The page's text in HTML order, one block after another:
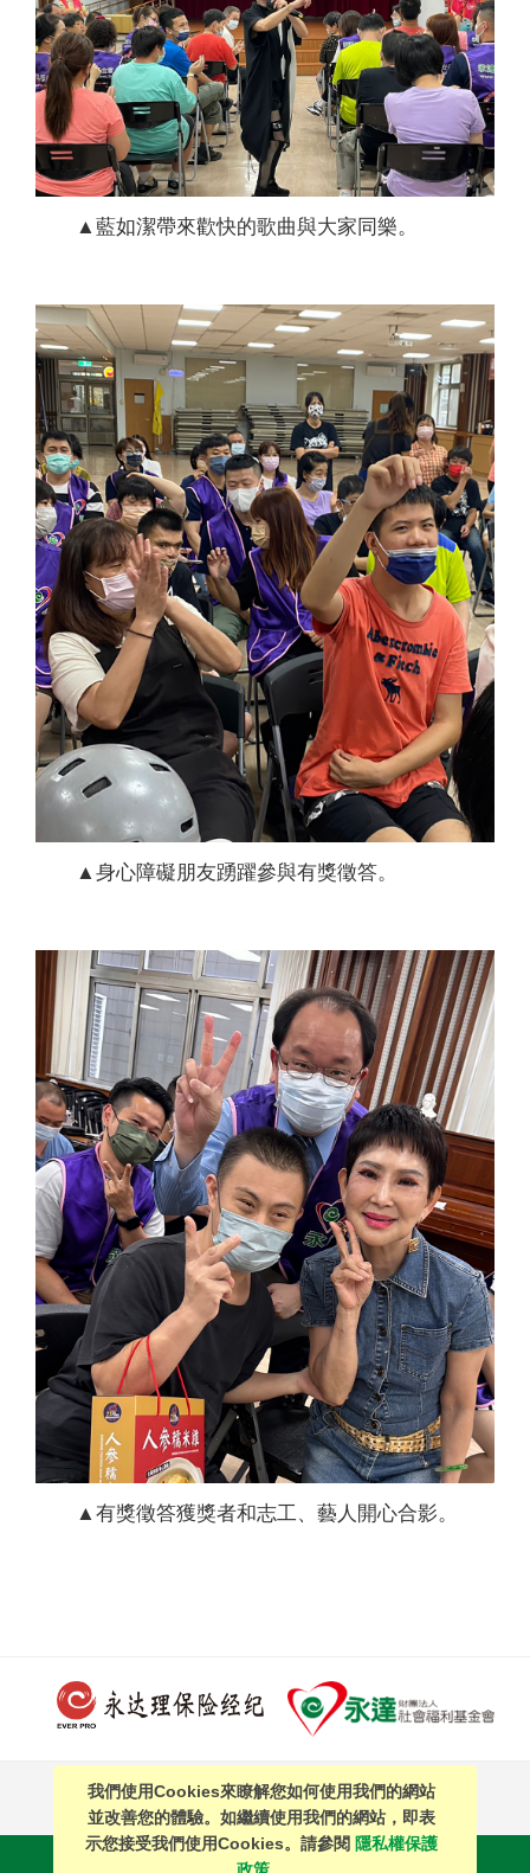
▲藍如潔帶來歡快的歌曲與大家同樂。
▲身心障礙朋友踴躍參與有獎徵答。
▲有獎徵答獲獎者和志工、藝人開心合影。
PAGE TOP
站內搜尋｜
我們使用Cookies來瞭解您如何使用我們的網站
並改善您的體驗。如繼續使用我們的網站，即表
示您接受我們使用Cookies。請參閱 隱私權保護